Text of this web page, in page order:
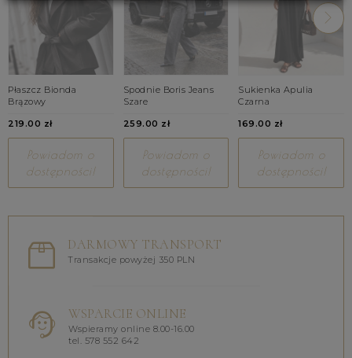
Płaszcz Bionda
Brązowy
219.00 zł
Powiadom o
dostępności!
Spodnie Boris Jeans
Szare
259.00 zł
Powiadom o
dostępności!
Sukienka Apulia
Czarna
169.00 zł
Powiadom o
dostępności!
DARMOWY TRANSPORT
Transakcje powyżej 350 PLN
WSPARCIE ONLINE
Wspieramy online 8.00-16.00
tel. 578 552 642